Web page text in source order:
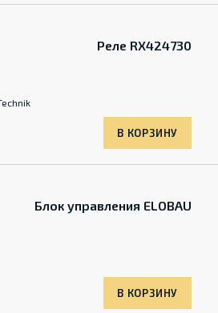
Реле RX424730
В КОРЗИНУ
Блок управления ELOBAU
В КОРЗИНУ